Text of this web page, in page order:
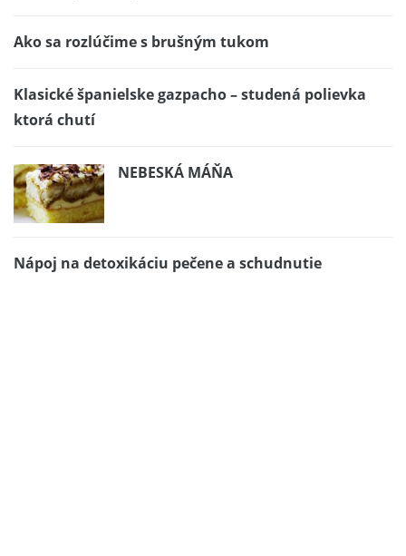
Ako sa rozlúčime s brušným tukom
Klasické španielske gazpacho – studená polievka
ktorá chutí
NEBESKÁ MÁŇA
Nápoj na detoxikáciu pečene a schudnutie